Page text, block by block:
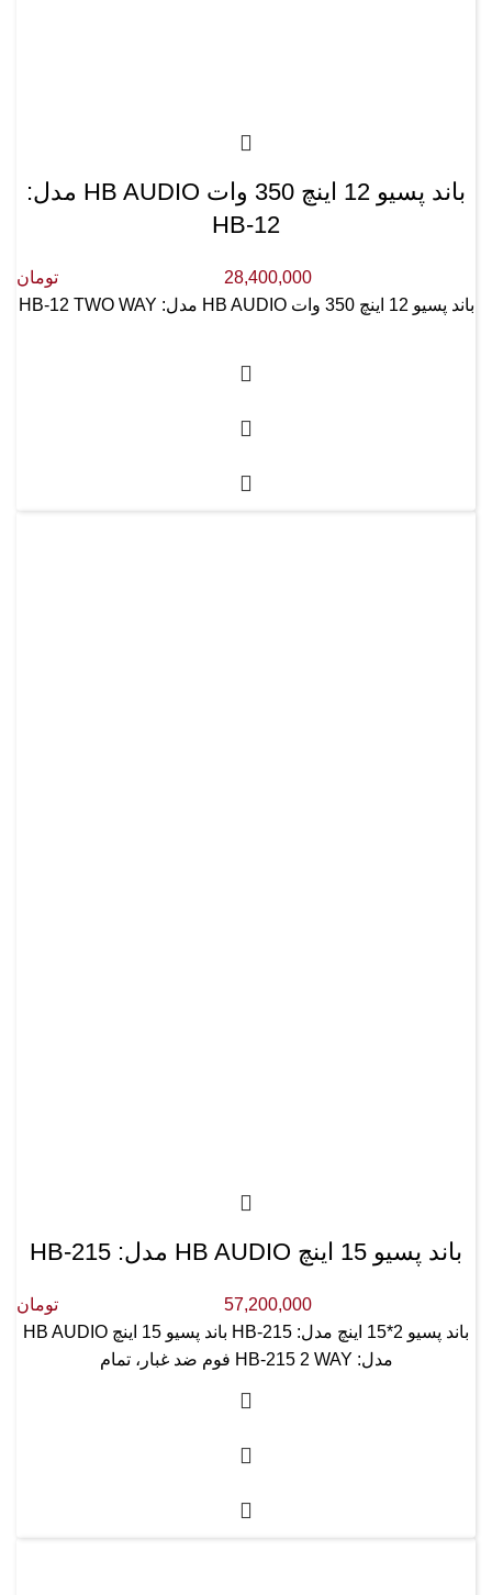
باند پسیو 12 اینچ 350 وات HB AUDIO مدل:
HB-12
تومان
28,400,000
باند پسیو 12 اینچ 350 وات HB AUDIO مدل: HB-12 TWO WAY
باند پسیو 15 اینچ HB AUDIO مدل: HB-215
تومان
57,200,000
باند پسیو 2*15 اینچ مدل: HB-215 باند پسیو 15 اینچ HB AUDIO
مدل: HB-215 2 WAY فوم ضد غبار، تمام